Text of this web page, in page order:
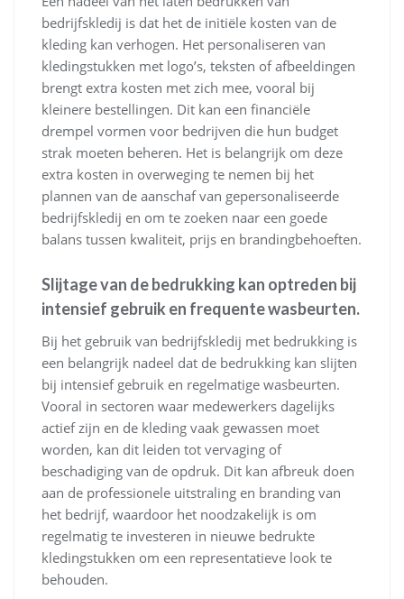
bedrijfskledij is dat het de initiële kosten van de
kleding kan verhogen. Het personaliseren van
kledingstukken met logo’s, teksten of afbeeldingen
brengt extra kosten met zich mee, vooral bij
kleinere bestellingen. Dit kan een financiële
drempel vormen voor bedrijven die hun budget
strak moeten beheren. Het is belangrijk om deze
extra kosten in overweging te nemen bij het
plannen van de aanschaf van gepersonaliseerde
bedrijfskledij en om te zoeken naar een goede
balans tussen kwaliteit, prijs en brandingbehoeften.
Slijtage van de bedrukking kan optreden bij
intensief gebruik en frequente wasbeurten.
Bij het gebruik van bedrijfskledij met bedrukking is
een belangrijk nadeel dat de bedrukking kan slijten
bij intensief gebruik en regelmatige wasbeurten.
Vooral in sectoren waar medewerkers dagelijks
actief zijn en de kleding vaak gewassen moet
worden, kan dit leiden tot vervaging of
beschadiging van de opdruk. Dit kan afbreuk doen
aan de professionele uitstraling en branding van
het bedrijf, waardoor het noodzakelijk is om
regelmatig te investeren in nieuwe bedrukte
kledingstukken om een representatieve look te
behouden.